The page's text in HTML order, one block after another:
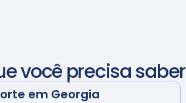
você precisa saber
em Georgia